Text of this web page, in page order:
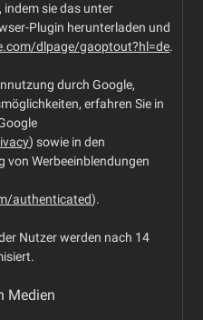
indem sie das unter
Plugin herunterladen und
dlpage/gaoptout?hl=de.
durch Google,
erfahren Sie in
) sowie in den
von Werbeeinblendungen
authenticated).
Nutzer werden nach 14
Medien